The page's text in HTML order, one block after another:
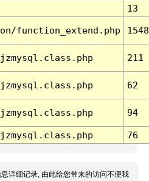
13
function_extend.php 1548
211
62
94
76
详细记录, 由此给您带来的访问不便我